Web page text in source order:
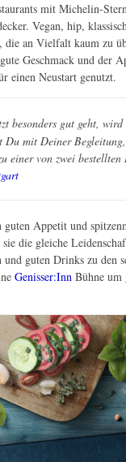
mit Michelin-
Vegan, hip,
an Vielfalt kaum zu
Geschmack und der
einen Neustart genutzt.
besonders gut geht,
mit Deiner
einer von zwei
Appetit und
die gleiche
guten Drinks zu den
Genisser:Inn Bühne um